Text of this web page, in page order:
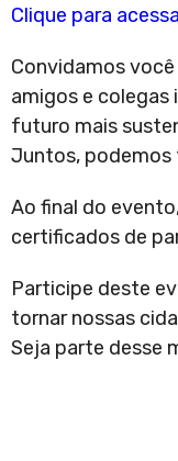
Clique para
Convidamos
amigos e colegas
futuro mais
Juntos, podemos
Ao final do
certificados de
Participe deste
tornar nossas
Seja parte desse